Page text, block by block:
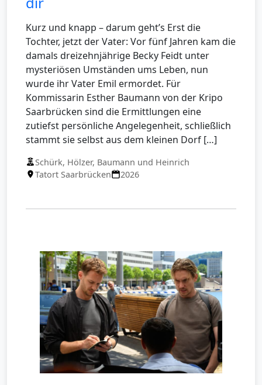
Kurz und knapp – darum geht’s Erst die
Tochter, jetzt der Vater: Vor fünf Jahren kam die
damals dreizehnjährige Becky Feidt unter
mysteriösen Umständen ums Leben, nun
wurde ihr Vater Emil ermordet. Für
Kommissarin Esther Baumann von der Kripo
Saarbrücken sind die Ermittlungen eine
zutiefst persönliche Angelegenheit, schließlich
stammt sie selbst aus dem kleinen Dorf […]
Schürk, Hölzer, Baumann und Heinrich
Tatort Saarbrücken
2026